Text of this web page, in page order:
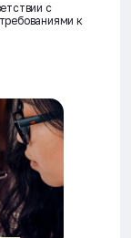
с
к